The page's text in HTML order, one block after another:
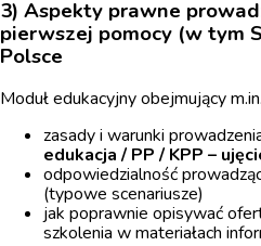
3) Aspekty prawne
pierwszej pomocy (w tym
Polsce
Moduł edukacyjny obejmujący
zasady i warunki
edukacja / PP / KPP –
odpowiedzialność
(typowe scenariusze)
jak poprawnie opisywać
szkolenia w materiałach